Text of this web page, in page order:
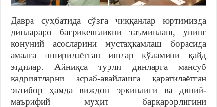
Давра суҳбатида сўзга чиққанлар юртимизда
динлараро бағрикенгликни таъминлаш, унинг
қонуний асосларини мустаҳкамлаш борасида
амалга оширилаётган ишлар кўламини қайд
этдилар. Айниқса турли динларга мансуб
қадриятларни асраб-авайлашга қаратилаётган
эътибор ҳамда виждон эркинлиги ва диний-
маърифий муҳит барқарорлигини